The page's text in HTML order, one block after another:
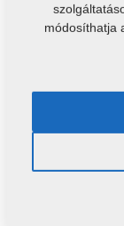
Termékkód:
Ezt az
módosíthatja